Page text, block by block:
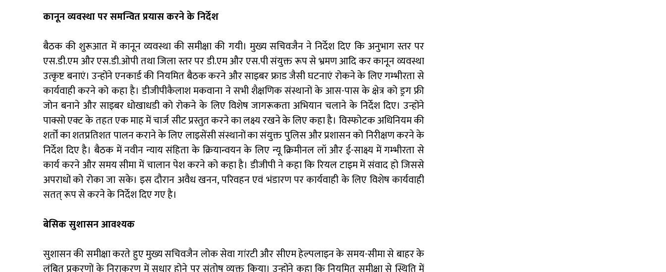
कानून व्यवस्था पर समन्वित प्रयास करने के निर्देश
बैठक की शुरूआत में कानून व्यवस्था की समीक्षा की गयी। मुख्य सचिवजैन ने निर्देश दिए कि अनुभाग स्तर पर
एस.डी.एम और एस.डी.ओपी तथा जिला स्तर पर डी.एम और एस.पी संयुक्त रूप से भ्रमण आदि कर कानून व्यवस्था
उत्कृष्ट बनाएं। उन्होंने एनकार्ड की नियमित बैठक करने और साइबर फ्राड जैसी घटनाएं रोकने के लिए गम्भीरता से
कार्यवाही करने को कहा है। डीजीपीकैलाश मकवाना ने सभी शैक्षणिक संस्थानों के आस-पास के क्षेत्र को ड्रग फ्री
जोन बनाने और साइबर धोखाधडी को रोकने के लिए विशेष जागरूकता अभियान चलाने के निर्देश दिए। उन्होंने
पाक्सो एक्ट के तहत एक माह में चार्ज सीट प्रस्तुत करने का लक्ष्य रखने के लिए कहा है। विस्फोटक अधिनियम की
शर्तों का शतप्रतिशत पालन कराने के लिए लाइसेंसी संस्थानों का संयुक्त पुलिस और प्रशासन को निरीक्षण करने के
निर्देश दिए है। बैठक में नवीन न्याय संहिता के क्रियान्वयन के लिए न्यू क्रिमीनल लॉ और ई-साक्ष्य में गम्भीरता से
कार्य करने और समय सीमा में चालान पेश करने को कहा है। डीजीपी ने कहा कि रियल टाइम में संवाद हो जिससे
अपराधों को रोका जा सके। इस दौरान अवैध खनन, परिवहन एवं भंडारण पर कार्यवाही के लिए विशेष कार्यवाही
सतत् रूप से करने के निर्देश दिए गए है।
बेसिक सुशासन आवश्यक
सुशासन की समीक्षा करते हुए मुख्य सचिवजैन लोक सेवा गांरटी और सीएम हेल्पलाइन के समय-सीमा से बाहर के